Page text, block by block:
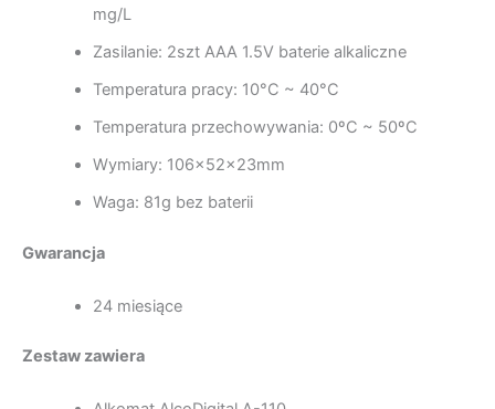
mg/L
Zasilanie: 2szt AAA 1.5V baterie alkaliczne
Temperatura pracy: 10°C ~ 40°C
Temperatura przechowywania: 0ºC ~ 50ºC
Wymiary: 106x52x23mm
Waga: 81g bez baterii
Gwarancja
24 miesiące
Zestaw zawiera